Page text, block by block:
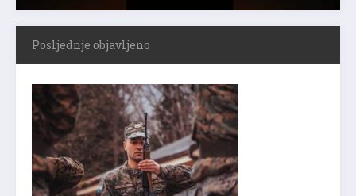
Posljednje objavljeno